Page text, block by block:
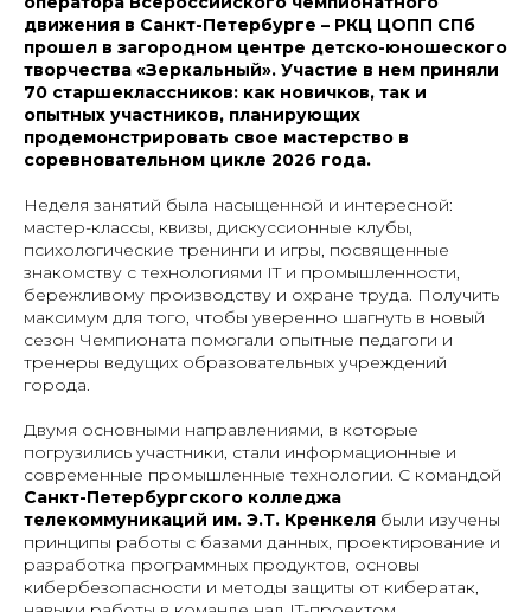
движения в Санкт-Петербурге – РКЦ ЦОПП СПб
прошел в загородном центре детско-юношеского
творчества «Зеркальный». Участие в нем приняли
70 старшеклассников: как новичков, так и
опытных участников, планирующих
продемонстрировать свое мастерство в
соревновательном цикле 2026 года.
Неделя занятий была насыщенной и интересной:
мастер-классы, квизы, дискуссионные клубы,
психологические тренинги и игры, посвященные
знакомству с технологиями IT и промышленности,
бережливому производству и охране труда. Получить
максимум для того, чтобы уверенно шагнуть в новый
сезон Чемпионата помогали опытные педагоги и
тренеры ведущих образовательных учреждений
города.
Двумя основными направлениями, в которые
погрузились участники, стали информационные и
современные промышленные технологии. С командой
Санкт-Петербургского колледжа
телекоммуникаций им. Э.Т. Кренкеля были изучены
принципы работы с базами данных, проектирование и
разработка программных продуктов, основы
кибербезопасности и методы защиты от кибератак,